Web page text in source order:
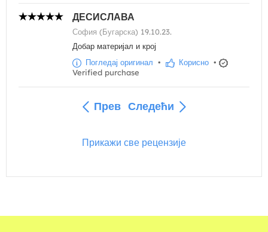
ДЕСИСЛАВА
София (Бугарска) 19.10.23.
Добар материјал и крој
Погледај оригинал • Корисно •
Verified purchase
Прев Следећи
Прикажи све рецензије